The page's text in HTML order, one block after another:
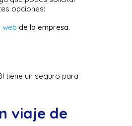
opciones:
web de la empresa.
tiene un seguro para
viaje de